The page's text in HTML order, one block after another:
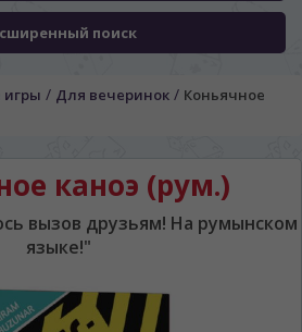
поиск
игры / Для вечеринок / Коньячное
каноэ (рум.)
вызов друзьям! На румынском
языке!"